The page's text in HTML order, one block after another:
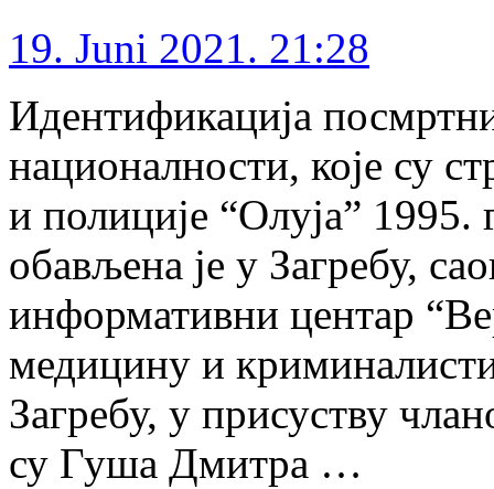
19. Juni 2021. 21:28
Идентификација
националности, које су
и полиције “Олуја” 1995.
обављена је у Загребу,
информативни центар
медицину и
Загребу, у присуству
су Гуша Дмитра …